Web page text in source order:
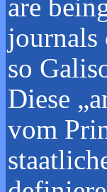
are
journals
so
Diese
vom